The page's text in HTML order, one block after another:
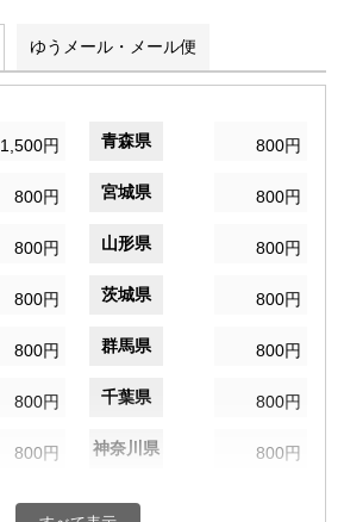
ゆうメール・メール便
1,500円 青森県 800円
800円 宮城県 800円
800円 山形県 800円
800円 茨城県 800円
800円 群馬県 800円
800円 千葉県 800円
800円 神奈川県 800円
800円 富山県